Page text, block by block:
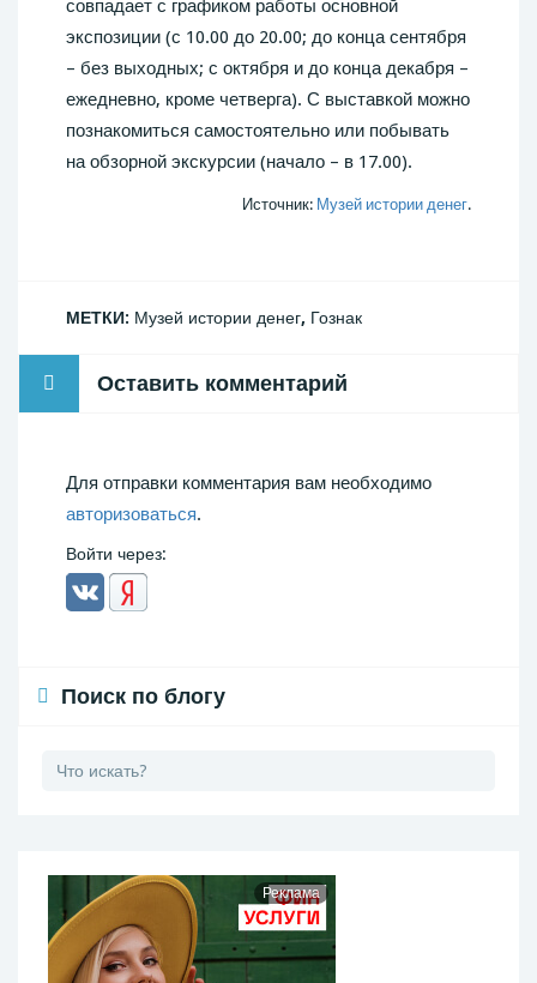
совпадает с графиком работы основной
экспозиции (с 10.00 до 20.00; до конца сентября
– без выходных; с октября и до конца декабря –
ежедневно, кроме четверга). С выставкой можно
познакомиться самостоятельно или побывать
на обзорной экскурсии (начало – в 17.00).
Источник: Музей истории денег.
МЕТКИ: Музей истории денег, Гознак
Оставить комментарий
Для отправки комментария вам необходимо
авторизоваться.
Войти через:
Поиск по блогу
Реклама